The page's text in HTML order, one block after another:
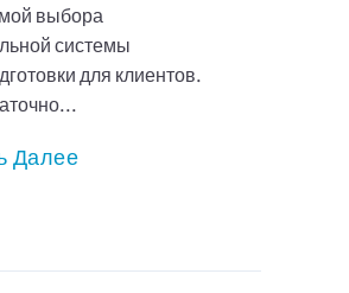
выбора
системы
для клиентов.
Далее